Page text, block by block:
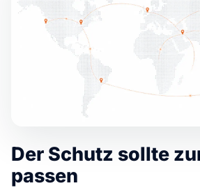
Der Schutz sollte
passen